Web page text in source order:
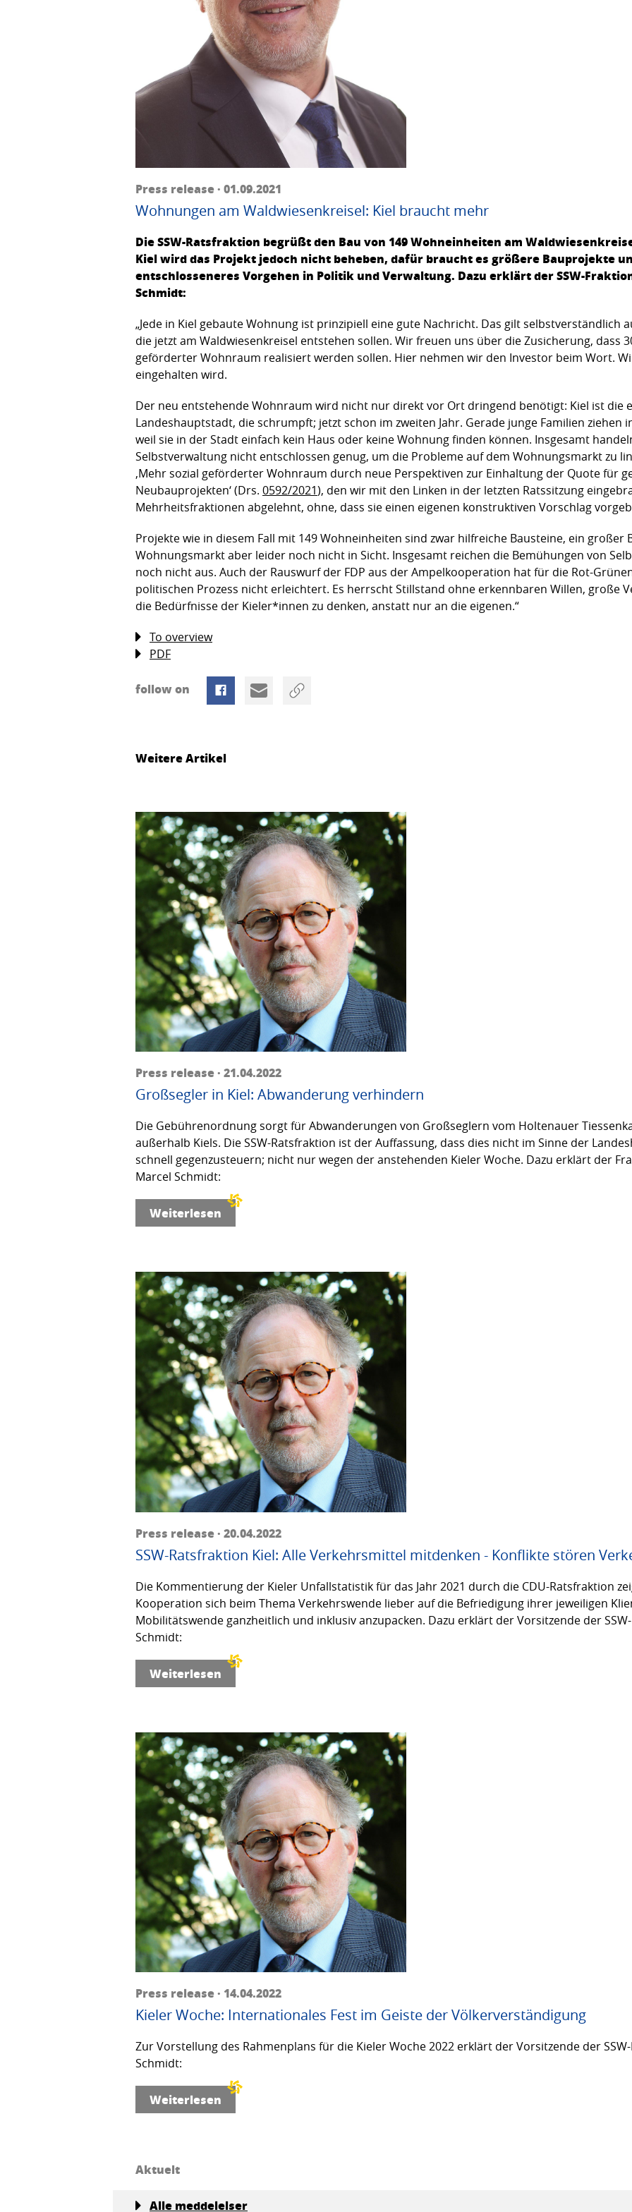
Press release · 01.09.2021
Wohnungen am Waldwiesenkreisel: Kiel braucht mehr
Die SSW-Ratsfraktion begrüßt den Bau von 149 Wohneinheiten am
Kiel wird das Projekt jedoch nicht beheben, dafür braucht es größere Bauprojekte
entschlosseneres Vorgehen in Politik und Verwaltung. Dazu erklärt der SSW-
Schmidt:
„Jede in Kiel gebaute Wohnung ist prinzipiell eine gute Nachricht. Das gilt selbstverständlich
die jetzt am Waldwiesenkreisel entstehen sollen. Wir freuen uns über die Zusicherung, dass
geförderter Wohnraum realisiert werden sollen. Hier nehmen wir den Investor beim Wort.
eingehalten wird.
Der neu entstehende Wohnraum wird nicht nur direkt vor Ort dringend benötigt: Kiel ist die
Landeshauptstadt, die schrumpft; jetzt schon im zweiten Jahr. Gerade junge Familien ziehen
weil sie in der Stadt einfach kein Haus oder keine Wohnung finden können. Insgesamt
Selbstverwaltung nicht entschlossen genug, um die Probleme auf dem Wohnungsmarkt zu
‚Mehr sozial geförderter Wohnraum durch neue Perspektiven zur Einhaltung der Quote für
Neubauprojekten‘ (Drs. 0592/2021), den wir mit den Linken in der letzten Ratssitzung
Mehrheitsfraktionen abgelehnt, ohne, dass sie einen eigenen konstruktiven Vorschlag
Projekte wie in diesem Fall mit 149 Wohneinheiten sind zwar hilfreiche Bausteine, ein großer
Wohnungsmarkt aber leider noch nicht in Sicht. Insgesamt reichen die Bemühungen von
noch nicht aus. Auch der Rauswurf der FDP aus der Ampelkooperation hat für die Rot-
politischen Prozess nicht erleichtert. Es herrscht Stillstand ohne erkennbaren Willen, große
die Bedürfnisse der Kieler*innen zu denken, anstatt nur an die eigenen.“
To overview
PDF
follow on
Weitere Artikel
Press release · 21.04.2022
Großsegler in Kiel: Abwanderung verhindern
Die Gebührenordnung sorgt für Abwanderungen von Großseglern vom Holtenauer
außerhalb Kiels. Die SSW-Ratsfraktion ist der Auffassung, dass dies nicht im Sinne der
schnell gegenzusteuern; nicht nur wegen der anstehenden Kieler Woche. Dazu erklärt der
Marcel Schmidt:
Weiterlesen
Press release · 20.04.2022
SSW-Ratsfraktion Kiel: Alle Verkehrsmittel mitdenken - Konflikte stören
Die Kommentierung der Kieler Unfallstatistik für das Jahr 2021 durch die CDU-Ratsfraktion
Kooperation sich beim Thema Verkehrswende lieber auf die Befriedigung ihrer jeweiligen
Mobilitätswende ganzheitlich und inklusiv anzupacken. Dazu erklärt der Vorsitzende der
Schmidt:
Weiterlesen
Press release · 14.04.2022
Kieler Woche: Internationales Fest im Geiste der Völkerverständigung
Zur Vorstellung des Rahmenplans für die Kieler Woche 2022 erklärt der Vorsitzende der
Schmidt:
Weiterlesen
Aktuelt
Alle meddelelser